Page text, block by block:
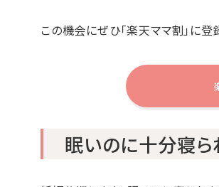
この機会にぜひ「楽天ママ割」に
眠いのに十分寝